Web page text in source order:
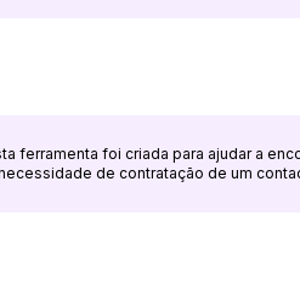
ferramenta foi criada para ajudar a
de contratação de um